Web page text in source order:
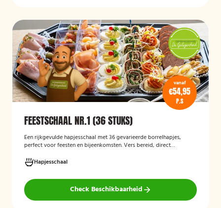
vanaf
€54,95
P.S
FEESTSCHAAL NR.1 (36 STUKS)
Een rijkgevulde hapjesschaal met 36 gevarieerde borrelhapjes,
perfect voor feesten en bijeenkomsten. Vers bereid, direct
Hapjesschaal
Check Beschikbaarheid